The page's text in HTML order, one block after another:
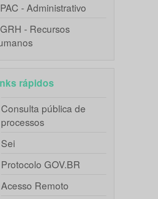
- Administrativo
- Recursos
rápidos
Consulta pública de
processos
Sei
Protocolo GOV.BR
Acesso Remoto